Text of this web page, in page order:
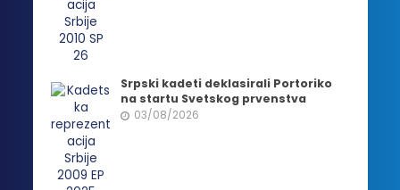
Srpski kadeti deklasirali Portoriko
na startu Svetskog prvenstva
03/08/2026